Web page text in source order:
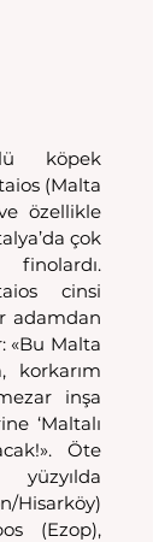
köpek
(Malta
özellikle
çok
cinsi
adamdan
«Bu Malta
korkarım
inşa
‘Maltalı
Öte
(Ezop),